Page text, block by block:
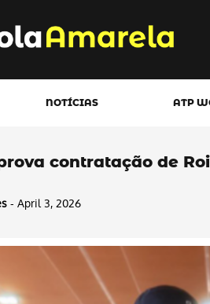
NOTÍCIAS ATP
contratação de
- April 3, 2026